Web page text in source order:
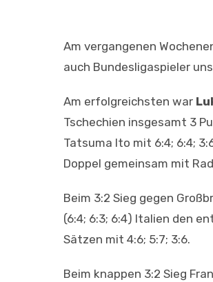
Am vergangenen
auch Bundesligaspieler
Am erfolgreichsten war
Tschechien insgesamt 3
Tatsuma Ito mit 6:4; 6:4;
Doppel gemeinsam mit
Beim 3:2 Sieg gegen
(6:4; 6:3; 6:4) Italien den
Sätzen mit 4:6; 5:7; 3:6.
Beim knappen 3:2 Sieg